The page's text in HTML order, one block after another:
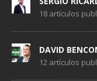
18 artículos
DAVID
12 artículos